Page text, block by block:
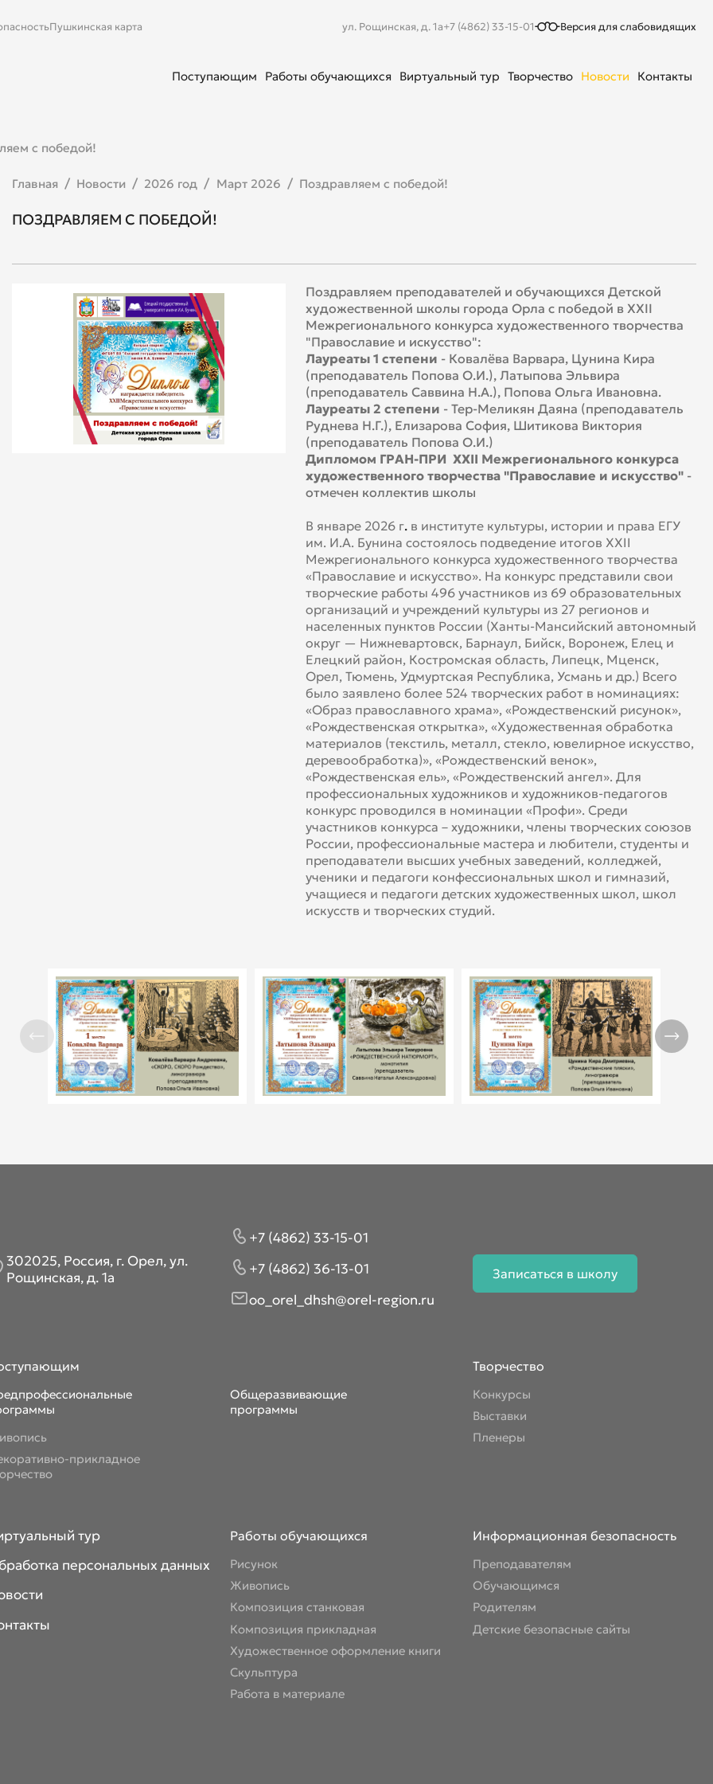
Пушкинская карта ул. Рощинская, д. 1а+7 (4862) 33-15-01 Версия для слабовидящих
Поступающим Работы обучающихся Виртуальный тур Творчество Новости Контакты
с победой!
Главная Новости 2026 год Март 2026 Поздравляем с победой!
ПОЗДРАВЛЯЕМ С ПОБЕДОЙ!
Поздравляем преподавателей и обучающихся Детской
художественной школы города Орла с победой в XXII
Межрегионального конкурса художественного творчества
"Православие и искусство":
Лауреаты1 степени -Ковалёва Варвара, Цунина Кира
(преподаватель Попова О.И.), Латыпова Эльвира
(преподаватель Саввина Н.А.), Попова Ольга Ивановна.
Лауреаты 2 степени - Тер-Меликян Даяна (преподаватель
Руднева Н.Г.), Елизарова София, Шитикова Виктория
(преподаватель Попова О.И.)
Дипломом ГРАН-ПРИ XXII Межрегионального конкурса
художественного творчества "Православие и искусство"-
отмечен коллектив школы
В январе 2026 г.в институте культуры, истории и права ЕГУ
им. И.А. Бунина состоялось подведение итогов XXII
Межрегионального конкурса художественного творчества
«Православие и искусство». На конкурс представили свои
творческие работы 496 участников из 69 образовательных
организаций и учреждений культуры из 27 регионов и
населенных пунктов России (Ханты-Мансийский автономный
округ — Нижневартовск, Барнаул, Бийск, Воронеж, Елец и
Елецкий район, Костромская область, Липецк, Мценск,
Орел, Тюмень, Удмуртская Республика, Усмань и др.) Всего
было заявлено более 524 творческих работ в номинациях:
«Образ православного храма», «Рождественский рисунок»,
«Рождественская открытка», «Художественная обработка
материалов (текстиль, металл, стекло, ювелирное искусство,
деревообработка)», «Рождественский венок»,
«Рождественская ель», «Рождественский ангел». Для
профессиональных художников и художников-педагогов
конкурс проводился в номинации «Профи». Среди
участников конкурса – художники, члены творческих союзов
России, профессиональные мастера и любители, студенты и
преподаватели высших учебных заведений, колледжей,
ученики и педагоги конфессиональных школ и гимназий,
учащиеся и педагоги детских художественных школ, школ
искусств и творческих студий.
302025, Россия, г. Орел, ул.
Рощинская, д. 1а
+7 (4862) 33-15-01
+7 (4862) 36-13-01
oo_orel_dhsh@orel-region.ru
Записаться в школу
прикладное
Общеразвивающие
программы
Творчество
Конкурсы
Выставки
Пленеры
тур
персональных данных
Работы обучающихся
Рисунок
Живопись
Композиция станковая
Композиция прикладная
Художественное оформление книги
Скульптура
Работа в материале
Информационная безопасность
Преподавателям
Обучающимся
Родителям
Детские безопасные сайты